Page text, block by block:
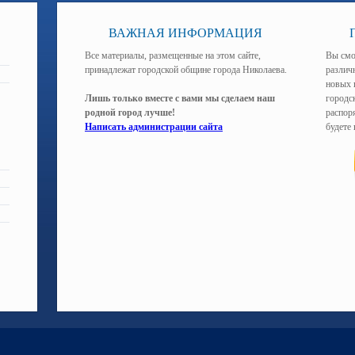
ВАЖНАЯ ИНФОРМАЦИЯ
Все материалы, размещенные на этом сайте,
принадлежат городской общине города Николаева.
Лишь только вместе с вами мы сделаем наш
родной город лучше!
Написать администрации сайта
Вы
новых
будете